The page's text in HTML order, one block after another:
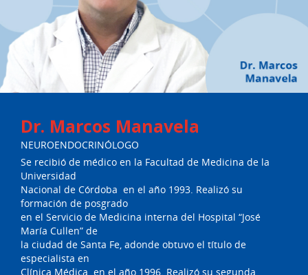
Dr. Marcos Manavela
NEUROENDOCRINÓLOGO
Se recibió de médico en la Facultad de Medicina de la
Universidad
Nacional de Córdoba en el año 1993. Realizó su
formación de posgrado
en el Servicio de Medicina interna del Hospital “José
María Cullen” de
la ciudad de Santa Fe, adonde obtuvo el título de
especialista en
Clínica Médica en el año 1996. Realizó su segunda